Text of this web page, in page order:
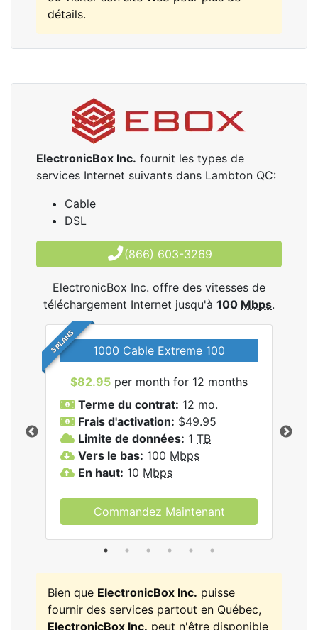
détails.
ElectronicBox Inc. fournit les types de
services Internet suivants dans Lambton QC:
Cable
DSL
(866) 603-3269
ElectronicBox Inc. offre des vitesses de
téléchargement Internet jusqu'à 100 Mbps.
5 PLANS 1000 Cable Extreme 100
$82.95 per month for 12 months
Terme du contrat: 12 mo.
Frais d'activation: $49.95
Limite de données: 1 TB
Vers le bas: 100 Mbps
En haut: 10 Mbps
Commandez Maintenant
Bien que ElectronicBox Inc. puisse
fournir des services partout en Québec,
ElectronicBox Inc. peut n'être disponible